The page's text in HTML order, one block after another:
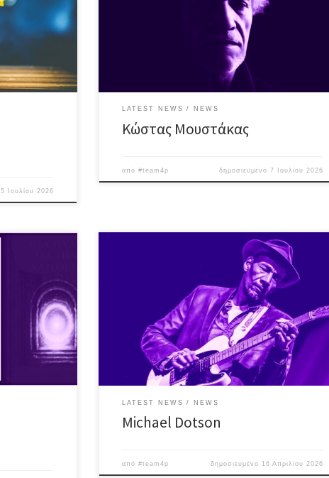
από νωρίς
Ιουλίου 2026
προσκαλούν το κοινό σε μια ιδιαίτερη μουσική βραδιά
με τίτλο “Ακραίες αισθήσεις”. Μια δροσερή,
νοσταλγική – κιθαριστική – νύχτα με έμφαση στις
ερμηνείες, που περιλαμβάνει πρωτότυπο υλικό καθώς
LATEST NEWS NEWS
Κώστας Μουστάκας
από#team4p δημοσιευμένο 7 Ιουλίου 2026
το
από
πού έρχομαι;
είναι ο
κατέχει;
και
Ένας παγκοσμίου φήμης bluesman, στην τελευταία –
εντός συνόρων – εμφάνισή του! O Michael Dotson
ολοκληρώνει τις φετινές – εν Ελλάδι – δράσεις του με
άλλο ένα εμφατικό live, λίγο πριν αναχωρήσει για το
εξωτερικό και τις Η.Π.Α την Παρασκευή 24 Απριλίου ♪
Μαζί του: Fotis Daskalakis/bass Nick Tsavalos/drums
Special […]
LATEST NEWS NEWS
Michael Dotson
από#team4p δημοσιευμένο 16 Απριλίου 2026